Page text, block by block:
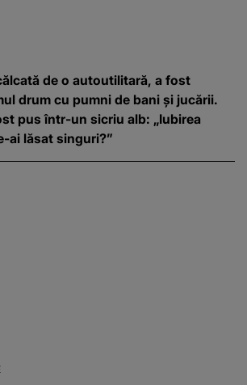
de o autoutilitară, a fost
drum cu pumni de bani și jucării.
pus într-un sicriu alb: „Iubirea
ai lăsat singuri?”